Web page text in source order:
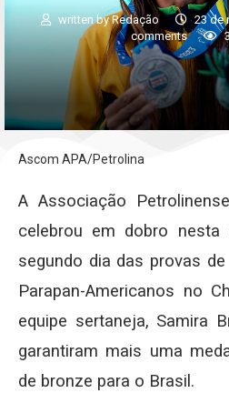
written byRedação 23 de
comments
Ascom APA/Petrolina
A Associação
celebrou em dobro nesta
segundo dia das provas
Parapan-Americanos no
equipe sertaneja, Samira
garantiram mais uma
de bronze para o Brasil.